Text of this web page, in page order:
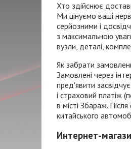
Хто здійснює
Ми цінуємо ваші
серйозними і
з максимальною
вузли, деталі,
Як забрати
Замовлені через
пред'явити
і страховий платіж
в місті Збараж.
китайського
Интернет-